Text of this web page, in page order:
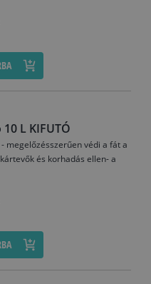
L KIFUTÓ
védi a fát a
és korhadás ellen- a